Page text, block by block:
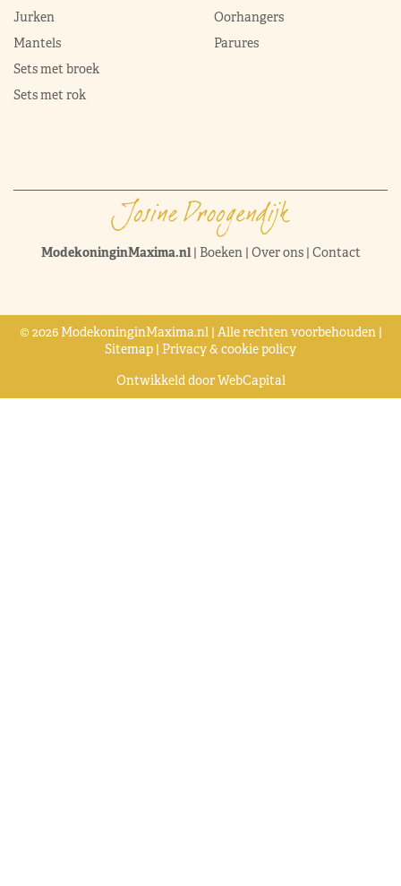
Jurken
Mantels
Sets met broek
Sets met rok
Oorhangers
Parures
ModekoninginMaxima.nl| Boeken| Over ons| Contact
© 2026 ModekoninginMaxima.nl | Alle rechten voorbehouden |
Sitemap | Privacy & cookie policy
Ontwikkeld doorWebCapital